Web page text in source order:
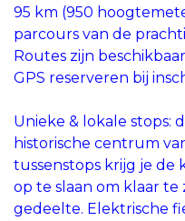
95 km (950
parcours van de
Routes zijn
GPS reserveren bij
Unieke & lokale stops:
historische centrum
tussenstops krijg je de
op te slaan om klaar
gedeelte. Elektrische